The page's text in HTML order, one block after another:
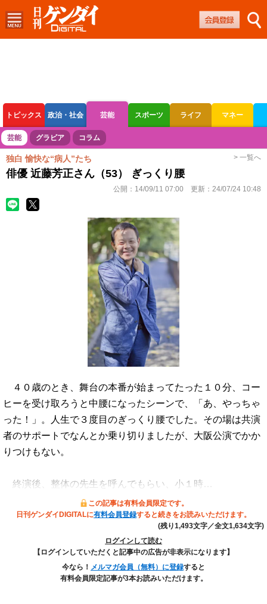
トピックス 政治・社会 芸能 スポーツ ライフ マネー
ボートレース 競輪 オートレース
芸能 グラビア コラム
独白 愉快な“病人”たち > 一覧へ
俳優 近藤芳正さん（53） ぎっくり腰
公開： 14/09/11 07:00 更新： 24/07/24 10:48
４０歳のとき、舞台の本番が始まってたった１０分、コー
ヒーを受け取ろうと中腰になったシーンで、「あ、やっちゃ
った！」。人生で３度目のぎっくり腰でした。その場は共演
者のサポートでなんとか乗り切りましたが、大阪公演でかか
りつけもない。
終演後、整体の先生を呼んでもらい、小１時…
この記事は有料会員限定です。
日刊ゲンダイDIGITALに有料会員登録すると続きをお読みいただけます。
(残り1,493文字／全文1,634文字)
ログインして読む
【ログインしていただくと記事中の広告が非表示になります】
今なら！ メルマガ会員（無料）に登録すると
有料会員限定記事が3本お読みいただけます。